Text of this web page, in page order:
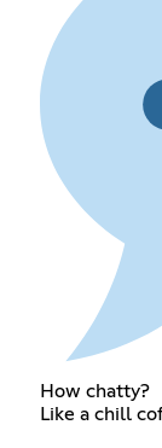
How chatty?
Like a chill